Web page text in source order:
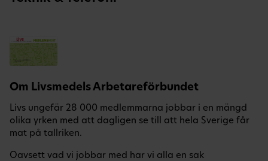
Om Livsmedels Arbetareförbundet
Livs ungefär 28 000 medlemmarna jobbar i en mängd
olika yrken med att dagligen se till att hela Sverige får
mat på tallriken.
Oavsett vad vi jobbar med har vi alla en sak